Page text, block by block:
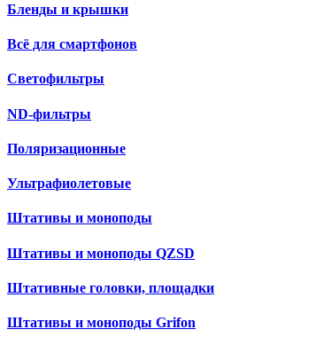
Бленды и крышки
Всё для смартфонов
Светофильтры
ND-фильтры
Поляризационные
Ультрафиолетовые
Штативы и моноподы
Штативы и моноподы QZSD
Штативные головки, площадки
Штативы и моноподы Grifon